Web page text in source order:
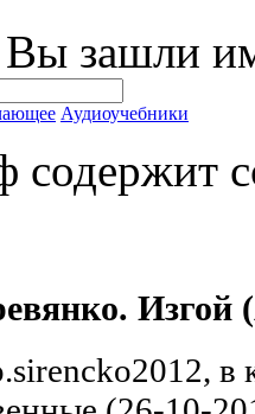
зашли
Аудиоучебники
содержит
Изгой
в